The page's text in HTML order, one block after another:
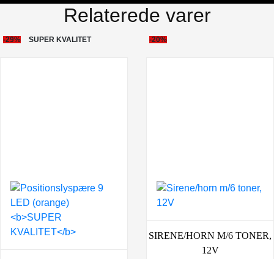
Relaterede varer
-29% SUPER KVALITET -20%
SIRENE/HORN M/6 TONER,
12V